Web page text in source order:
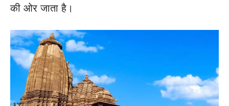
की ओर जाता है।